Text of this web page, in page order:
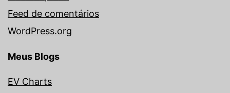
Feed de comentários
WordPress.org
Meus Blogs
EV Charts